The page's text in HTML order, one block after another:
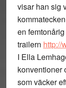
visar han sig
en
trailern http://
I Ella
konventioner
som väcker